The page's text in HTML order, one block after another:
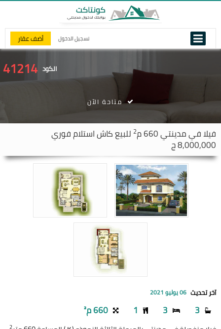
تسجيل الدخول أضف عقار
الكود 41214
فيلا فيمدينتي 2 للبيع كاش استلام فوري
8,000,000 ج
متاحة الآن
آخر تحديث 06 يوليو 2021
3
3
1 660 م²